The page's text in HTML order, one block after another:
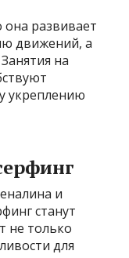
развивает
движений, а
на
укреплению
и
станут
не только
для